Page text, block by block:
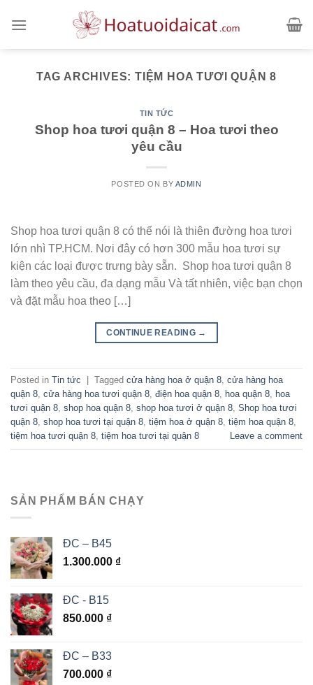
TAG ARCHIVES:TIỆM HOA TƯƠI QUẬN 8
TIN TỨC
Shop hoa tươi quận 8 – Hoa tươi theo
yêu cầu
POSTED ON BY ADMIN
Shop hoa tươi quận 8 có thể nói là thiên đường hoa tươi
lớn nhì TP.HCM. Nơi đây có hơn 300 mẫu hoa tươi sự
kiện các loại được trưng bày sẵn. Shop hoa tươi quận 8
làm theo yêu cầu, đa dạng mẫu Và tất nhiên, việc bạn chọn
và đặt mẫu hoa theo […]
CONTINUE READING →
Posted in Tin tức Tagged cửa hàng hoa ở quận 8 cửa hàng hoa
quận 8 cửa hàng hoa tươi quận 8 điện hoa quận 8 hoa quận 8
hoa
tươi quận 8 shop hoa quận 8 shop hoa tươi ở quận 8 Shop hoa tươi
quận 8 shop hoa tươi tại quận 8 tiệm hoa ở quận 8 tiệm hoa quận 8
tiệm hoa tươi quận 8 tiệm hoa tươi tại quận 8 Leave a comment
SẢN PHẨM BÁN CHẠY
ĐC – B45
1.300.000 ₫
ĐC - B15
850.000 ₫
ĐC – B33
700.000 ₫